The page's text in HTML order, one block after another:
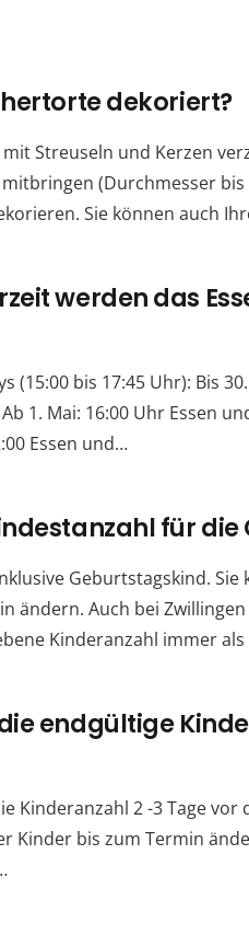
dekoriert?
Streuseln und Kerzen
(Durchmesser bis
Sie können auch
werden das
(15:00 bis 17:45 Uhr): Bis
1. Mai: 16:00 Uhr Essen
Essen und…
für die
Geburtstagskind.
ändern. Auch bei
Kinderanzahl immer
endgültige
Kinderanzahl 2 -3 Tage vor
Kinder bis zum Termin